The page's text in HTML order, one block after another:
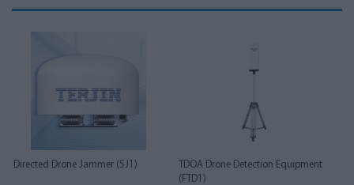
Directed Drone Jammer (SJ1)
TDOA Drone Detection Equipment
(FTD1)